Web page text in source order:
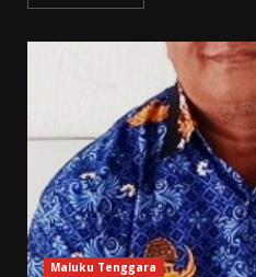
Maluku Tenggara